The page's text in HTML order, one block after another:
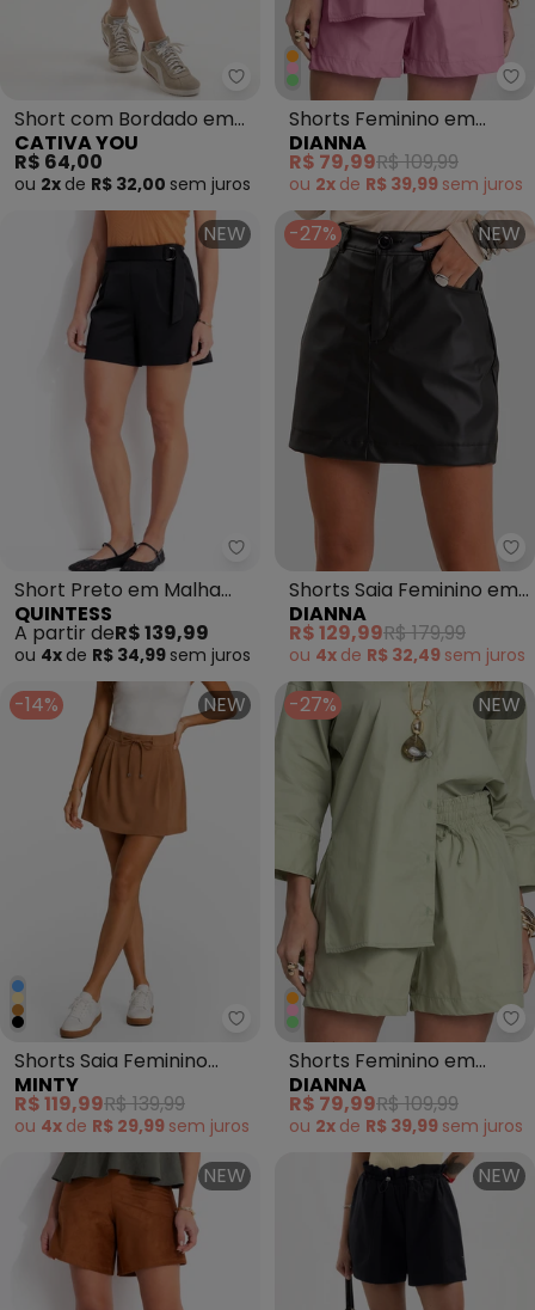
Short com Bordado em
Moletom Marrom Claro
CATIVA YOU
R$ 64,00
ou 2x de R$ 32,00 sem juros
Shorts Feminino em
Tecido Tricoline Rosa
DIANNA
R$ 79,99R$ 109,99
ou 2x de R$ 39,99 sem juros
NEW
Quintess - Short Preto em
Short Preto em Malha
Scuba
QUINTESS
A partir deR$ 139,99
ou 4x de R$ 34,99 sem juros
-27% NEW
Shorts Saia Feminino em
Courino Sintético Preto
DIANNA
R$ 129,99R$ 179,99
ou 4x de R$ 32,49 sem juros
-14% NEW
Minty - Shorts Saia Feminino
Shorts Saia Feminino
Molecotton Marrom
MINTY
R$ 119,99R$ 139,99
ou 4x de R$ 29,99 sem juros
-27% NEW
Shorts Feminino em
Tecido Tricoline Verde
DIANNA
R$ 79,99R$ 109,99
ou 2x de R$ 39,99 sem juros
NEW NEW